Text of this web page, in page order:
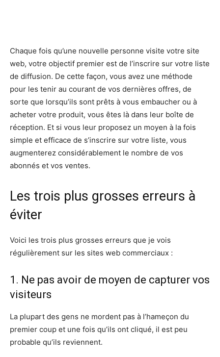
Chaque fois qu’une nouvelle personne visite votre site
web, votre objectif premier est de l’inscrire sur votre liste
de diffusion. De cette façon, vous avez une méthode
pour les tenir au courant de vos dernières offres, de
sorte que lorsqu’ils sont prêts à vous embaucher ou à
acheter votre produit, vous êtes là dans leur boîte de
réception. Et si vous leur proposez un moyen à la fois
simple et efficace de s’inscrire sur votre liste, vous
augmenterez considérablement le nombre de vos
abonnés et vos ventes.
Les trois plus grosses erreurs à
éviter
Voici les trois plus grosses erreurs que je vois
régulièrement sur les sites web commerciaux :
1. Ne pas avoir de moyen de capturer vos
visiteurs
La plupart des gens ne mordent pas à l’hameçon du
premier coup et une fois qu’ils ont cliqué, il est peu
probable qu’ils reviennent.